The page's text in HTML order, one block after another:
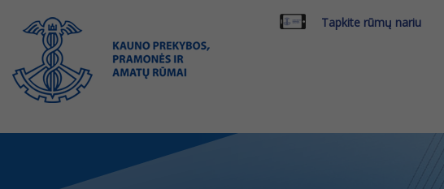
Tapkite rūmų nariu